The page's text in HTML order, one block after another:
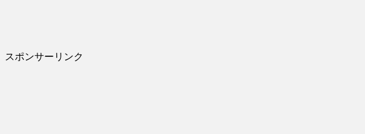
スポンサーリンク